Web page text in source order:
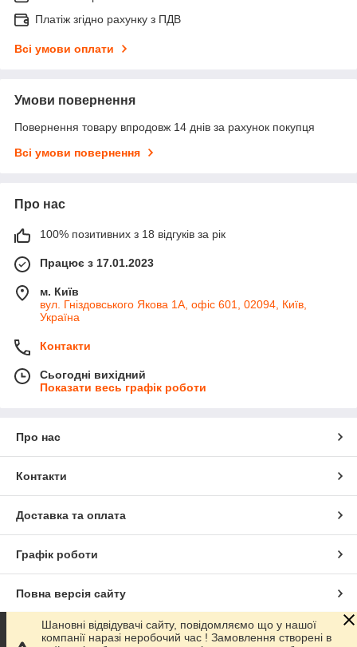
Платіж згідно рахунку з ПДВ
Всі умови оплати
Умови повернення
Повернення товару впродовж 14 днів за рахунок покупця
Всі умови повернення
Про нас
100% позитивних з 18 відгуків за рік
Працює з 17.01.2023
м. Київ
вул. Гніздовського Якова 1А, офіс 601, 02094, Київ,
Україна
Контакти
Сьогодні вихідний
Показати весь графік роботи
Про нас
Контакти
Доставка та оплата
Графік роботи
Повна версія сайту
Сайт створено на маркетплейсіProm.ua
Шановні відвідувачі сайту, повідомляємо що у нашої
компанії наразі неробочий час ! Замовлення створені в